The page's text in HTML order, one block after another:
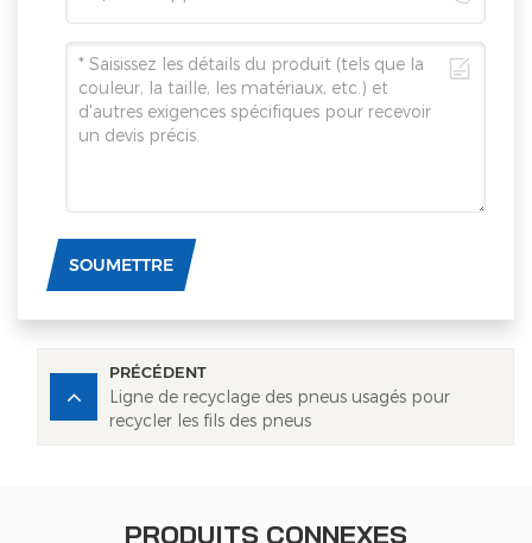
SOUMETTRE
PRÉCÉDENT
Ligne de recyclage des pneus usagés pour
recycler les fils des pneus
PRODUITS CONNEXES